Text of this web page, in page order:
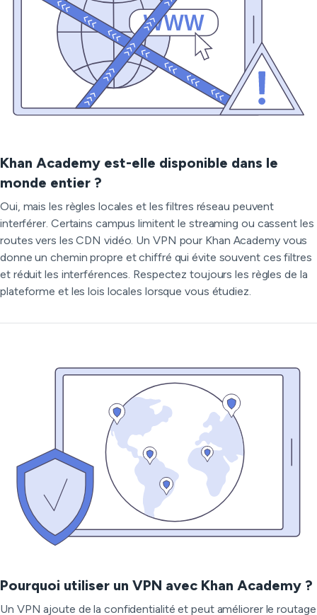
Khan Academy est-elle disponible dans le
monde entier ?
Oui, mais les règles locales et les filtres réseau peuvent
interférer. Certains campus limitent le streaming ou cassent les
routes vers les CDN vidéo. Un VPN pour Khan Academy vous
donne un chemin propre et chiffré qui évite souvent ces filtres
et réduit les interférences. Respectez toujours les règles de la
plateforme et les lois locales lorsque vous étudiez.
Pourquoi utiliser un VPN avec Khan Academy ?
Un VPN ajoute de la confidentialité et peut améliorer le routage